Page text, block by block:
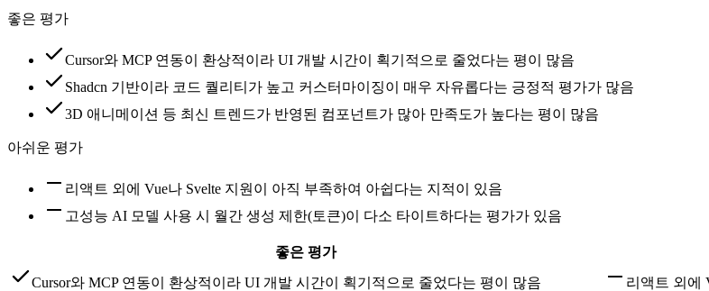
좋은 평가
Cursor와 MCP 연동이 환상적이라 UI 개발 시간이 획기적으로 줄었다는 평이 많음
Shadcn 기반이라 코드 퀄리티가 높고 커스터마이징이 매우 자유롭다는 긍정적 평가가 많음
3D 애니메이션 등 최신 트렌드가 반영된 컴포넌트가 많아 만족도가 높다는 평이 많음
아쉬운 평가
리액트 외에 Vue나 Svelte 지원이 아직 부족하여 아쉽다는 지적이 있음
고성능 AI 모델 사용 시 월간 생성 제한(토큰)이 다소 타이트하다는 평가가 있음
좋은 평가
Cursor와 MCP 연동이 환상적이라 UI 개발 시간이 획기적으로 줄었다는 평이 많음
리액트 외에